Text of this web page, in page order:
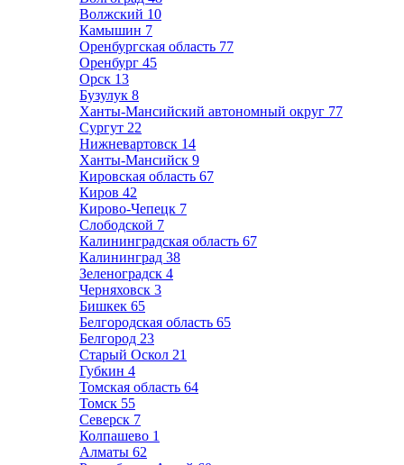
Волжский 10
Камышин 7
Оренбургская область 77
Оренбург 45
Орск 13
Бузулук 8
Ханты-Мансийский автономный округ 77
Сургут 22
Нижневартовск 14
Ханты-Мансийск 9
Кировская область 67
Киров 42
Кирово-Чепецк 7
Слободской 7
Калининградская область 67
Калининград 38
Зеленоградск 4
Черняховск 3
Бишкек 65
Белгородская область 65
Белгород 23
Старый Оскол 21
Губкин 4
Томская область 64
Томск 55
Северск 7
Колпашево 1
Алматы 62